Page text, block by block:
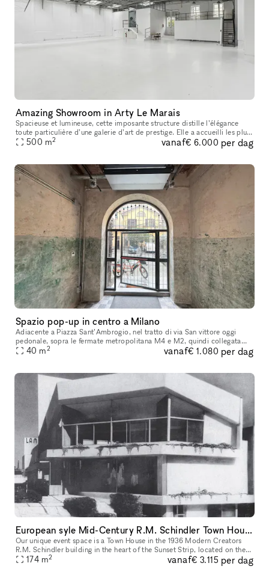
Amazing Showroom in Arty Le Marais
Spacieuse et lumineuse, cette imposante structure distille l’élégance
toute particulière d’une galerie d’art de prestige. Elle a accueilli les plus
grands noms de l’art, de la haute couture et du cin
500 m2 vanaf€ 6.000 per dag
Spazio pop-up in centro a Milano
Adiacente a Piazza Sant’Ambrogio, nel tratto di via San vittore oggi
pedonale, sopra le fermate metropolitana M4 e M2, quindi collegata
con Linate e Malpensa in uno stabile d’epoca con un cortile di
40 m2 vanaf€ 1.080 per dag
European syle Mid-Century R.M. Schindler Town House on Sunset Blvd
Our unique event space is a Town House in the 1936 Modern Creators
R.M. Schindler building in the heart of the Sunset Strip, located on the
nicest block in West Hollywood with lots of foot traffic an
174 m2 vanaf€ 3.115 per dag